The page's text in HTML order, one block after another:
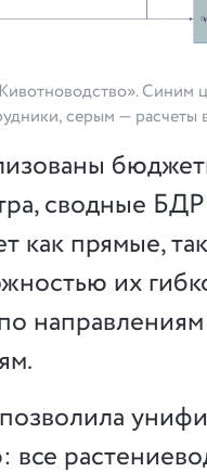
Синим
серым —
сводные
как прямые,
их
направлениям